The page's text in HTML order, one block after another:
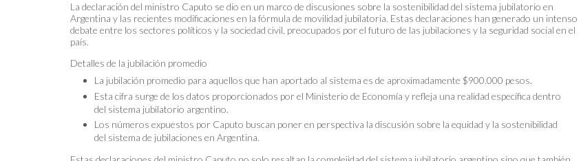
La declaración del ministro Caputo se dio en un marco de discusiones sobre la sostenibilidad del sistema jubilatorio en
Argentina y las recientes modificaciones en la fórmula de movilidad jubilatoria. Estas declaraciones han generado un intenso
debate entre los sectores políticos y la sociedad civil, preocupados por el futuro de las jubilaciones y la seguridad social en el
país.
Detalles de la jubilación promedio
La jubilación promedio para aquellos que han aportado al sistema es de aproximadamente $900.000 pesos.
Esta cifra surge de los datos proporcionados por el Ministerio de Economía y refleja una realidad específica dentro
del sistema jubilatorio argentino.
Los números expuestos por Caputo buscan poner en perspectiva la discusión sobre la equidad y la sostenibilidad
del sistema de jubilaciones en Argentina.